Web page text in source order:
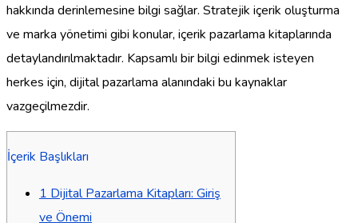
hakkında derinlemesine bilgi sağlar. Stratejik içerik oluşturma
ve marka yönetimi gibi konular, içerik pazarlama kitaplarında
detaylandırılmaktadır. Kapsamlı bir bilgi edinmek isteyen
herkes için, dijital pazarlama alanındaki bu kaynaklar
vazgeçilmezdir.
İçerik Başlıkları
1 Dijital Pazarlama Kitapları: Giriş
ve Önemi